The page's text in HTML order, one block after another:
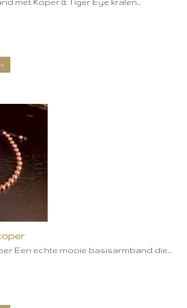
met Koper & Tiger Eye kralen…
Een echte mooie basisarmband die…